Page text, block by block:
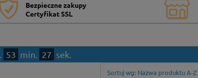
Bezpieczne zakupy
Certyfikat SSL
53 min. 27 sek.
Sortuj wg: Nazwa produktu A-Z